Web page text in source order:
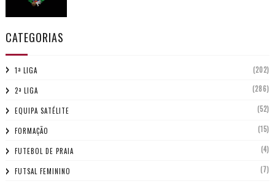
CATEGORIAS
1ª LIGA (202)
2ª LIGA (286)
EQUIPA SATÉLITE (52)
FORMAÇÃO (15)
FUTEBOL DE PRAIA (4)
FUTSAL FEMININO (7)